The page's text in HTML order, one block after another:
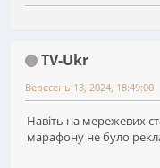
TV-Ukr
Вересень 13, 2024, 18:49:00
Навіть на мережевих
марафону не було